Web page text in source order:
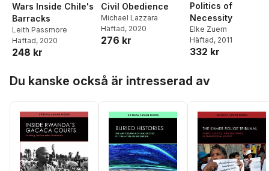
Wars Inside Chile's
Barracks
Leith Passmore
Häftad, 2020
248 kr
Civil Obedience
Michael Lazzara
Häftad, 2020
276 kr
Politics of
Necessity
Elke Zuern
Häftad, 2011
332 kr
Du kanske också är intresserad av